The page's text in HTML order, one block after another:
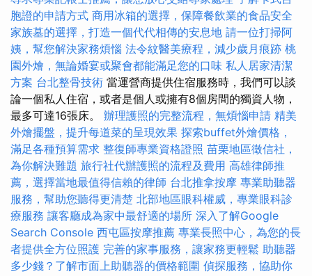
胞證的申請方式 商用冰箱的選擇，保障餐飲業的食品安全
家族墓的選擇，打造一個代代相傳的安息地 請一位打掃阿
姨，幫您解決家務煩惱 法令紋醫美療程，減少歲月痕跡 桃
園外燴，無論婚宴或聚會都能滿足您的口味 私人居家清潔
方案 台北整骨技術 當運營商提供住宿服務時，我們可以談
論一個私人住宿，或者是個人或擁有8個房間的獨資人物，
最多可達16張床。 辦理護照的完整流程，無煩惱申請 精美
外燴擺盤，提升每道菜的呈現效果 探索buffet外燴價格，
滿足各種預算需求 整復師專業資格證照 苗栗地區徵信社，
為你解決難題 旅行社代辦護照的流程及費用 高雄律師推
薦，選擇當地最值得信賴的律師 台北推拿按摩 專業助聽器
服務，幫助您聽得更清楚 北部地區眼科權威，專業眼科診
療服務 讓客廳成為家中最舒適的場所 深入了解Google
Search Console 西屯區按摩推薦 專業長照中心，為您的長
者提供全方位照護 完善的家事服務，讓家務更輕鬆 助聽器
多少錢？了解市面上助聽器的價格範圍 偵探服務，協助你